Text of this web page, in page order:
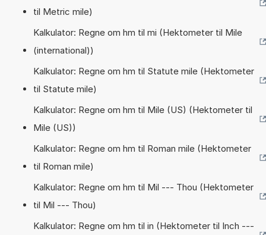
til Metric mile)
Kalkulator: Regne om hm til mi (Hektometer til Mile
(international))
Kalkulator: Regne om hm til Statute mile (Hektometer
til Statute mile)
Kalkulator: Regne om hm til Mile (US) (Hektometer til
Mile (US))
Kalkulator: Regne om hm til Roman mile (Hektometer
til Roman mile)
Kalkulator: Regne om hm til Mil --- Thou (Hektometer
til Mil --- Thou)
Kalkulator: Regne om hm til in (Hektometer til Inch ---